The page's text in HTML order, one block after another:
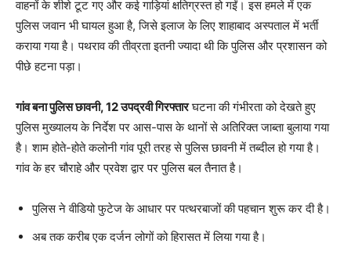
वाहनों के शीशे टूट गए और कई गाड़ियां क्षतिग्रस्त हो गईं। इस हमले में एक
पुलिस जवान भी घायल हुआ है, जिसे इलाज के लिए शाहाबाद अस्पताल में भर्ती
कराया गया है। पथराव की तीव्रता इतनी ज्यादा थी कि पुलिस और प्रशासन को
पीछे हटना पड़ा।
गांव बना पुलिस छावनी, 12 उपद्रवी गिरफ्तारघटना की गंभीरता को देखते हुए
पुलिस मुख्यालय के निर्देश पर आस-पास के थानों से अतिरिक्त जाब्ता बुलाया गया
है। शाम होते-होते कलोनी गांव पूरी तरह से पुलिस छावनी में तब्दील हो गया है।
गांव के हर चौराहे और प्रवेश द्वार पर पुलिस बल तैनात है।
पुलिस ने वीडियो फुटेज के आधार पर पत्थरबाजों की पहचान शुरू कर दी है।
अब तक करीब एक दर्जन लोगों को हिरासत में लिया गया है।